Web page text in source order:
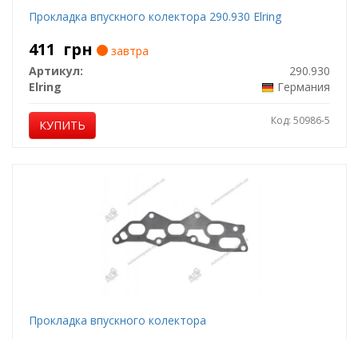
Прокладка впускного колектора 290.930 Elring
411 грн
завтра
Артикул:
290.930
Elring
Германия
КУПИТЬ Код: 50986-5
Прокладка впускного колектора